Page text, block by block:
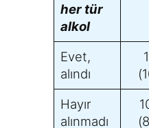
her tür
alkol
Evet,
alındı
Hayır
alınmadı